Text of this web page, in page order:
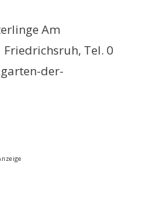
Am
Friedrichsruh, Tel. 0
der-